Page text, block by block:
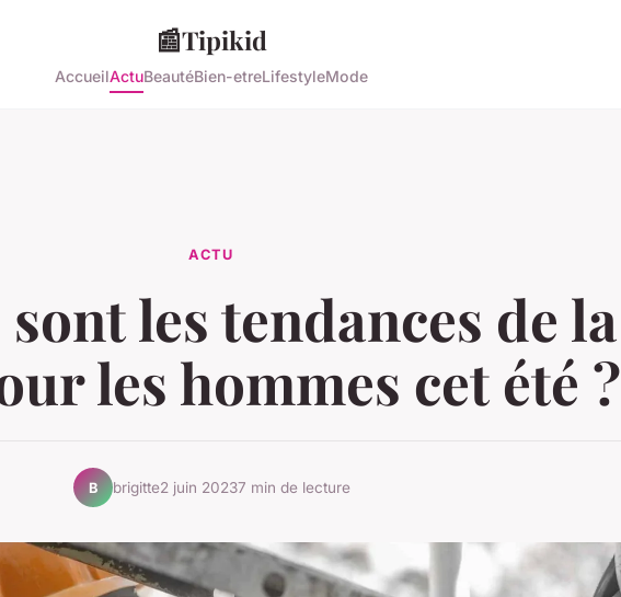
📰Tipikid
AccueilActuBeautéBien-etreLifestyleMode
ACTU
les tendances de la
les hommes cet été ?
B brigitte2 juin 20237 min de lecture